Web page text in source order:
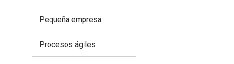
Pequeña empresa
Procesos ágiles